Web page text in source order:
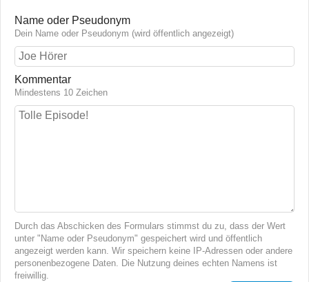
Name oder Pseudonym
Dein Name oder Pseudonym (wird öffentlich angezeigt)
Kommentar
Mindestens 10 Zeichen
Durch das Abschicken des Formulars stimmst du zu, dass der Wert
unter "Name oder Pseudonym" gespeichert wird und öffentlich
angezeigt werden kann. Wir speichern keine IP-Adressen oder andere
personenbezogene Daten. Die Nutzung deines echten Namens ist
freiwillig.